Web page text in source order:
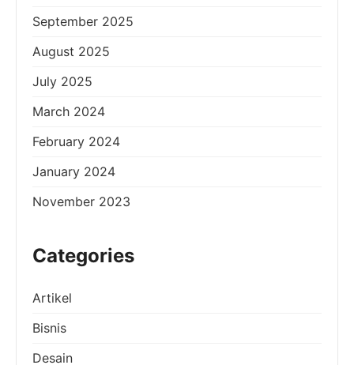
September 2025
August 2025
July 2025
March 2024
February 2024
January 2024
November 2023
Categories
Artikel
Bisnis
Desain